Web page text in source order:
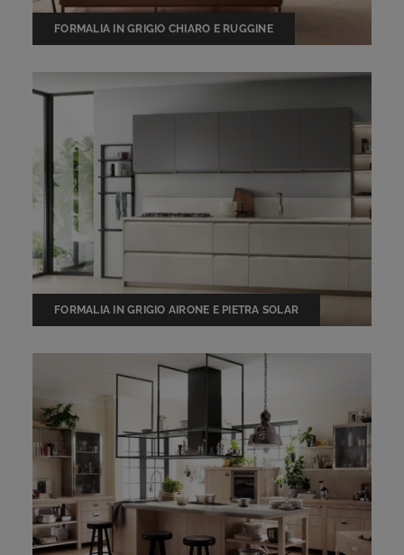
FORMALIA IN GRIGIO CHIARO E RUGGINE
FORMALIA IN GRIGIO AIRONE E PIETRA SOLAR